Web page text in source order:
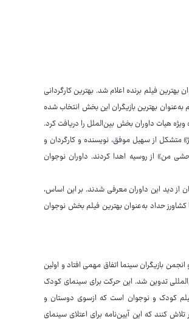
فیلم برنده اعلام شد. بهترین کارگردانی
به‌عنوان بهترین بازیگران این بخش انتخاب شده
ویژه هیات داوران بخش بین‌الملل را دریافت کرد.
متشکل از سهیل موفق، نویسنده و کارگردان و
من» از روسیه اهدا کردند. داوران نوجوان
دید این داوران معرفی شدند. بر این اساس،
حداد به‌عنوان بهترین فیلم بخش نوجوان
بازیگران سینما اتفاق مهمی افتاد و اولین
تدوین شد. این حرکت برای سینمای کودک
فیلم کودک و نوجوان است که ازسوی دوستان و
کنند که این آیین‌نامه برای اعتلای سینمای